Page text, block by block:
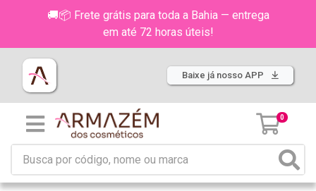
🚚📦 Frete grátis para toda a Bahia — entrega
em até 72 horas úteis!
Baixe já nosso APP
0